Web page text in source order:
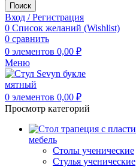
Поиск
Вход / Регистрация
0 Список желаний (Wishlist)
0 сравнить
0 элементов 0,00 ₽
Меню
0 элементов 0,00 ₽
Просмотр категорий
мебель
Столы ученические
Стулья ученические